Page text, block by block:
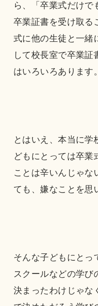
ら、「卒業式だけで
卒業証書を受け取る
式に他の生徒と一緒
して校長室で卒業証
はいろいろあります。
とはいえ、本当に学
どもにとっては卒業
ことは辛いんじゃな
ても、嫌なことを思
そんな子どもにとっ
スクールなどの学び
決まったわけじゃな